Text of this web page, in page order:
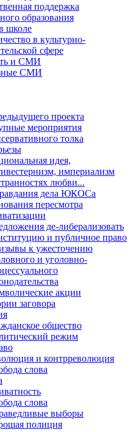
поддержка
образования
школе
в культурно-
сфере
и СМИ
СМИ
проекта
мероприятия
толка
идея,
империализм
любви...
дела ЮКОСа
пересмотра
де-либерализовать
и публичное право
к ужесточению
и уголовно-
акции
заговора
общество
режим
и контрреволюция
слова
слова
выборы
полиция